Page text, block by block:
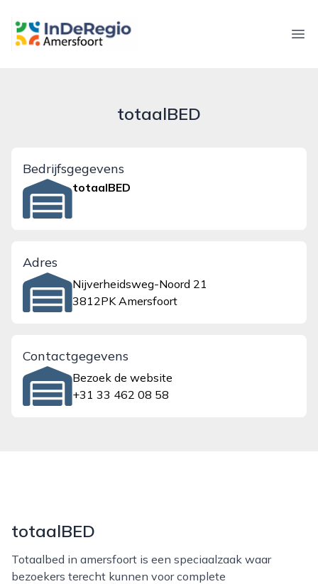
inderegioamersfoort.nl
totaalBED
Bedrijfsgegevens
totaalBED
Adres
Nijverheidsweg-Noord 21
3812PK Amersfoort
Contactgegevens
Bezoek de website
+31 33 462 08 58
totaalBED
Totaalbed in amersfoort is een speciaalzaak waar
bezoekers terecht kunnen voor complete